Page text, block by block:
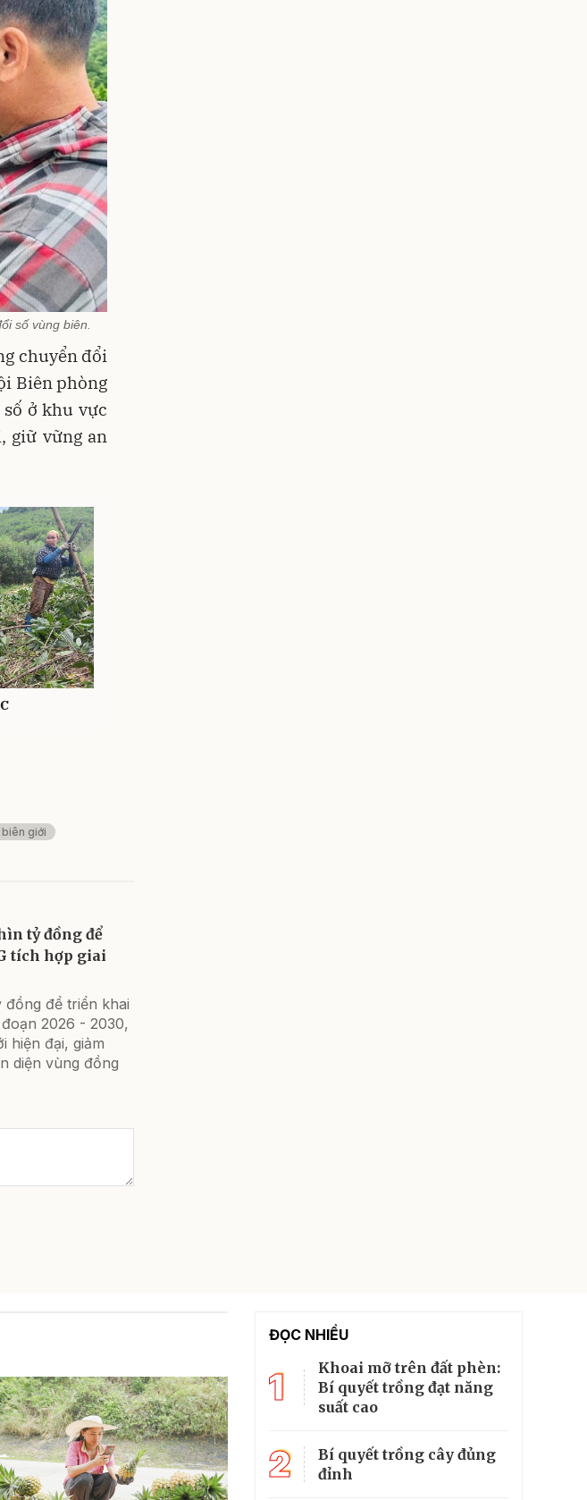
số vùng biên.
chuyển đổi
Biên phòng
ở khu vực
giữ vững an
Hóa
giới
tỷ đồng để
tích hợp giai
đồng để triển khai
2026 - 2030,
hiện đại, giảm
diện vùng đồng
ĐỌC NHIỀU
1
Khoai mỡ trên đất phèn:
Bí quyết trồng đạt năng
suất cao
2
Bí quyết trồng cây đủng
đỉnh